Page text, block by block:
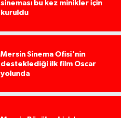
sineması bu kez minikler için
kuruldu
Mersin Sinema Ofisi'nin
desteklediği ilk film Oscar
yolunda